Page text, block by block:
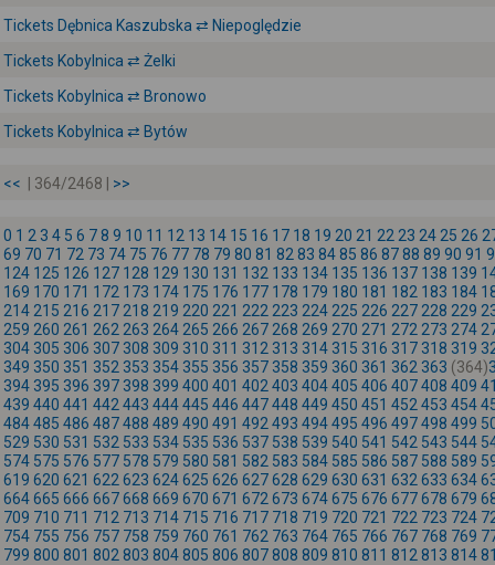
Tickets Dębnica Kaszubska ⇄ Niepoględzie
Tickets Kobylnica ⇄ Żelki
Tickets Kobylnica ⇄ Bronowo
Tickets Kobylnica ⇄ Bytów
<< | 364/2468 | >>
0 1 2 3 4 5 6 78 9 10 11 12 13 14 15 16 17 18 19 20 21 22 23 24 25 26
69 70 71 72 73 74 75 76 77 78 79 80 81 82 83 8485 86 8788 89 90 91
124 125 126 127 128 129 130 131 132 133 134 135 136 137 138 139
169 170 171 172 173 174 175 176 177 178 179 180 181 182 183 184
214 215 216 217 218 219 220 221 222 223 224 225 226 227 228 229
259 260 261 262 263 264 265 266 267 268 269 270 271 272 273 274
304 305 306 307 308 309 310 311 312 313 314 315 316 317 318 319
349 350 351 352 353 354 355 356 357 358 359 360 361 362 363 (364)
394 395 396 397 398 399 400 401 402 403 404405 406 407408 409
439 440 441 442 443 444445 446 447448 449 450 451 452 453 454
484485 486 487488 489 490 491 492 493 494495 496 497498 499
529 530 531 532 533 534 535 536 537 538 539 540 541 542 543 544
574 575 576 577 578 579 580 581 582 583 584 585 586 587 588 589
619 620 621 622 623 624625 626 627628 629 630 631 632 633 634
664665 666 667668 669 670 671 672 673 674675 676 677678 679
709 710 711 712 713 714 715 716 717 718 719 720 721 722 723 724
754 755 756 757 758 759 760 761 762 763 764 765 766 767 768 769
799 800 801 802 803 804805 806 807808 809 810 811 812 813 814